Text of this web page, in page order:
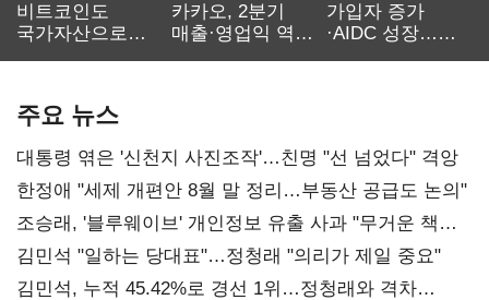
비트코인도
국가자산으로…'
카카오, 2분기
매출·영업익 역대
가입자 증가
·AIDC 성장…
주요 뉴스
대통령 엮은 '신천지 사진조작'…친명 "선 넘었다" 격앙
한정애 "세제 개편안 8월 말 정리…부동산 공급도 논의"
조승래, '블루웨이브' 개인정보 유출 사과 "무거운 책임
통감"
김민석 "일하는 당대표"…정청래 "의리가 제일 중요"
김민석, 누적 45.42%로 경선 1위…정청래와 격차